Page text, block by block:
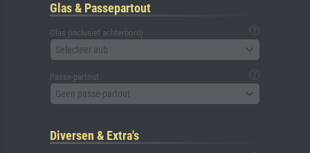
Glas & Passepartout
Glas (inclusief achterbord)
Selecteer aub
Passe-partout
Geen passe-partout
Diversen & Extra's